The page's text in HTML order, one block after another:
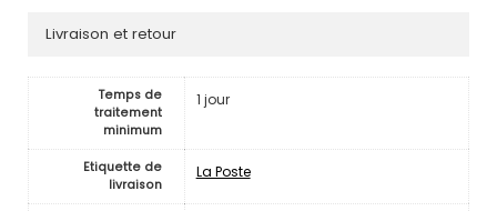
Livraison et retour
Temps de
traitement
minimum
1 jour
Etiquette de
livraison
La Poste